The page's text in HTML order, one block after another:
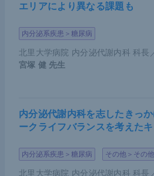
エリアにより異なる課題も
内分泌系疾患＞糖尿病
北里大学病院 内分泌代謝内科 科長
宮塚 健 先生
内分泌代謝内科を志したきっ
ークライフバランスを考えた
内分泌系疾患＞糖尿病 その他＞その他
北里大学病院 内分泌代謝内科 科長